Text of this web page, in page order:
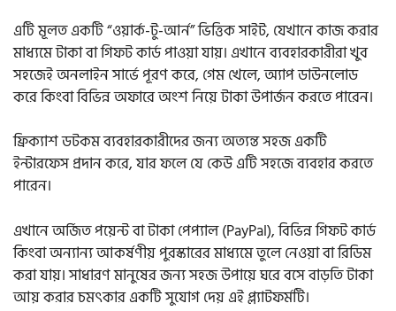
এটি মূলত একটি “ওয়ার্ক-টু-আর্ন” ভিত্তিক সাইট, যেখানে কাজ করার
মাধ্যমে টাকা বা গিফট কার্ড পাওয়া যায়। এখানে ব্যবহারকারীরা খুব
সহজেই অনলাইন সার্ভে পূরণ করে, গেম খেলে, অ্যাপ ডাউনলোড
করে কিংবা বিভিন্ন অফারে অংশ নিয়ে টাকা উপার্জন করতে পারেন।
ফ্রিক্যাশ ডটকম ব্যবহারকারীদের জন্য অত্যন্ত সহজ একটি
ইন্টারফেস প্রদান করে, যার ফলে যে কেউ এটি সহজে ব্যবহার করতে
পারেন।
এখানে অর্জিত পয়েন্ট বা টাকা পেপ্যাল (PayPal), বিভিন্ন গিফট কার্ড
কিংবা অন্যান্য আকর্ষণীয় পুরস্কারের মাধ্যমে তুলে নেওয়া বা রিডিম
করা যায়। সাধারণ মানুষের জন্য সহজ উপায়ে ঘরে বসে বাড়তি টাকা
আয় করার চমৎকার একটি সুযোগ দেয় এই প্ল্যাটফর্মটি।